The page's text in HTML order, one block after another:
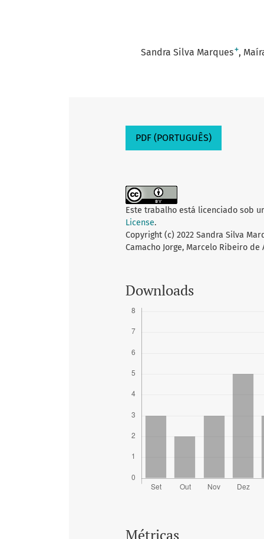
Sandra Silva Marques+
PDF (PORTUGUÊS)
Este trabalho está licenciado sob
License.
Copyright (c) 2022 Sandra Silva
Camacho Jorge, Marcelo Ribeiro de
Downloads
Métricas